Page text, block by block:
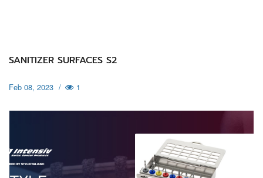
SANITIZER SURFACES S2
Feb 08, 2023 / 1